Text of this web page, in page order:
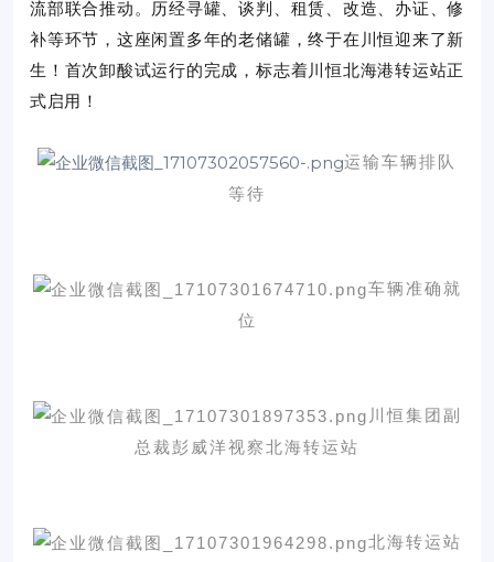
流部联合推动。历经寻罐、谈判、租赁、改造、办证、修
补等环节，这座闲置多年的老储罐，终于在川恒迎来了新
生！首次卸酸试运行的完成，标志着川恒北海港转运站正
式启用！
运输车辆排队
等待
车辆准确就
位
川恒集团副
总裁彭威洋视察北海转运站
北海转运站